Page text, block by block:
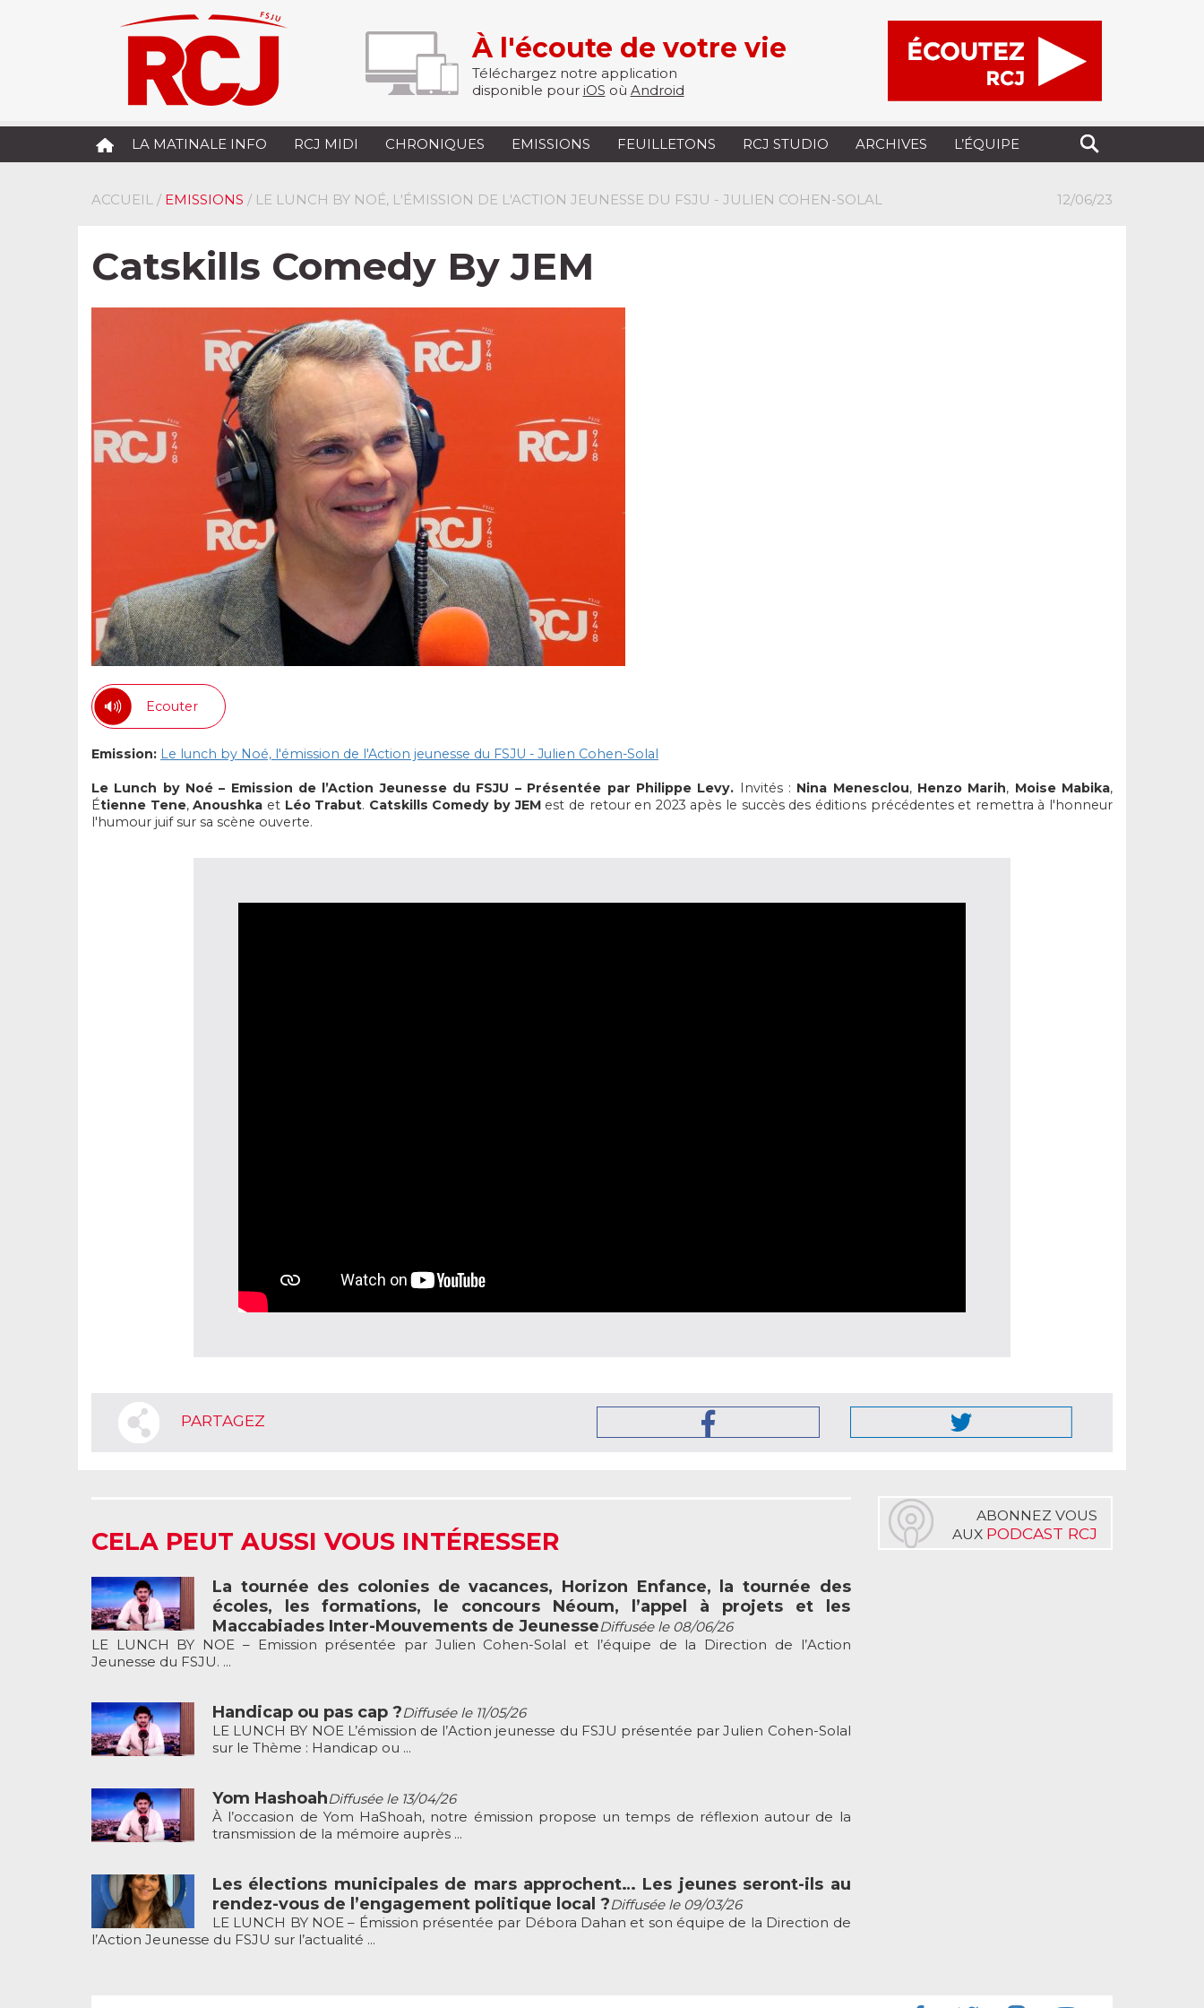
À l'écoute de votre vie
Téléchargez notre application
disponible pour iOS où Android
LA MATINALE INFO RCJ MIDI CHRONIQUES EMISSIONS FEUILLETONS RCJ STUDIO ARCHIVES L’ÉQUIPE
ACCUEIL / EMISSIONS / LE LUNCH BY NOÉ, L'ÉMISSION DE L'ACTION JEUNESSE DU FSJU - JULIEN COHEN-SOLAL 12/06/23
Catskills Comedy By JEM
Ecouter
Emission: Le lunch by Noé, l'émission de l'Action jeunesse du FSJU - Julien Cohen-Solal
Le Lunch by Noé – Emission de l’Action Jeunesse du FSJU – Présentée par Philippe Levy. Invités : Nina Menesclou, Henzo Marih, Moise Mabika,
Étienne Tene,Anoushka et Léo Trabut. Catskills Comedy by JEMest de retour en 2023 apès le succès des éditions précédentes et remettra à l'honneur
l'humour juif sur sa scène ouverte.
PARTAGEZ
CELA PEUT AUSSI VOUS INTÉRESSER
La tournée des colonies de vacances, Horizon Enfance, la tournée des
écoles, les formations, le concours Néoum, l’appel à projets et les
Maccabiades Inter-Mouvements de JeunesseDiffusée le 08/06/26
LE LUNCH BY NOE – Emission présentée par Julien Cohen-Solal et l’équipe de la Direction de l’Action
Jeunesse du FSJU. ...
Handicap ou pas cap ?Diffusée le 11/05/26
LE LUNCH BY NOE L’émission de l’Action jeunesse du FSJU présentée par Julien Cohen-Solal
sur le Thème : Handicap ou ...
Yom HashoahDiffusée le 13/04/26
À l’occasion de Yom HaShoah, notre émission propose un temps de réflexion autour de la
transmission de la mémoire auprès ...
Les élections municipales de mars approchent… Les jeunes seront-ils au
rendez-vous de l’engagement politique local ?Diffusée le 09/03/26
LE LUNCH BY NOE – Émission présentée par Débora Dahan et son équipe de la Direction de
l’Action Jeunesse du FSJU sur l’actualité ...
ABONNEZ VOUS
AUX PODCAST RCJ